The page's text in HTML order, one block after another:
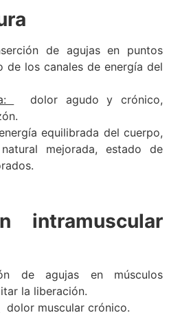
de agujas en puntos
de los canales de energía del
dolor agudo y crónico,
equilibrada del cuerpo,
mejorada, estado de
intramuscular
de agujas en músculos
la liberación.
dolor muscular crónico.